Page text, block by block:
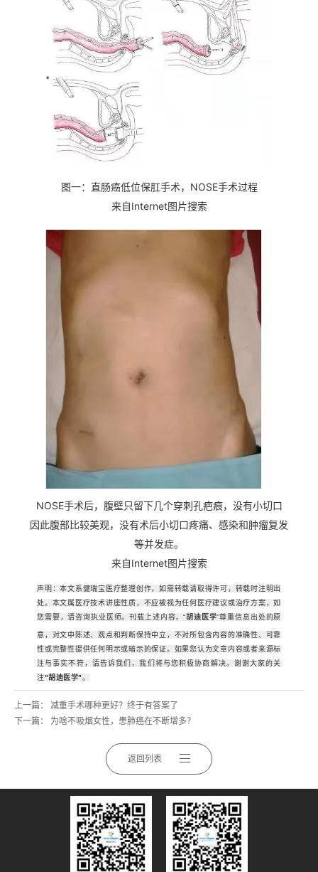
图一： 直肠癌低位保肛手术，NOSE手术过程
来自Internet图片搜索
NOSE手术后，腹壁只留下几个穿刺孔疤痕，没有小切口
因此腹部比较美观，没有术后小切口疼痛、感染和肿瘤复发
等并发症。
来自Internet图片搜索
声明：本文系健瑞宝医疗整理创作，如需转载请取得许可，转载时注明出
处。本文属医疗技术讲座性质，不应被视为任何医疗建议或治疗方案，如
您需要，请咨询执业医师。刊载上述内容，“胡迪医学”尊重信息出处的原
意，对文中陈述、观点和判断保持中立，不对所包含内容的准确性、可靠
性或完整性提供任何明示或暗示的保证。如果您认为文章内容或者来源标
注与事实不符，请告诉我们，我们将与您积极协商解决。谢谢大家的关
注"胡迪医学"。
上一篇： 减重手术哪种更好？终于有答案了
下一篇： 为啥不吸烟女性，患肺癌在不断增多？
返回列表